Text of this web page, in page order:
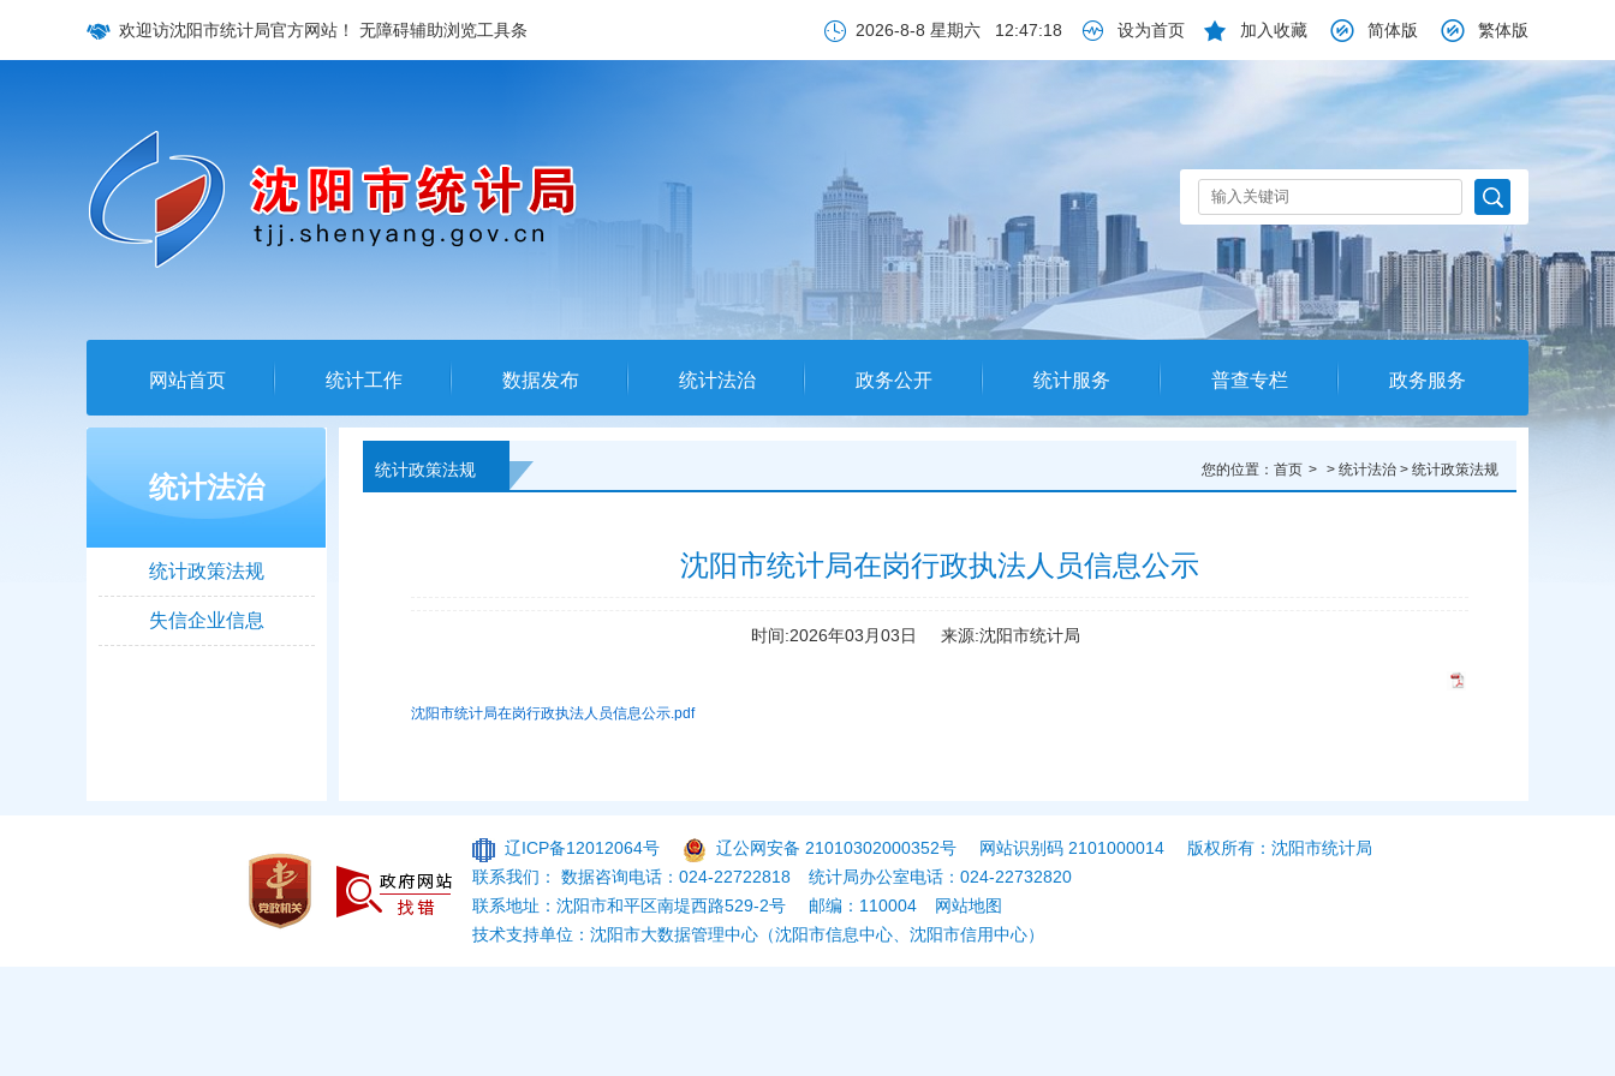
欢迎访沈阳市统计局官方网站！ 无障碍辅助浏览工具条 2026-8-8 星期六 12:47:18 设为首页 加入收藏 简体版 繁体版
网站首页 统计工作 数据发布 统计法治 政务公开 统计服务 普查专栏 政务服务
统计法治
统计政策法规
失信企业信息
统计政策法规 您的位置： 首页 > 统计法治 > 统计政策法规
沈阳市统计局在岗行政执法人员信息公示
时间:2026年03月03日 来源:沈阳市统计局
沈阳市统计局在岗行政执法人员信息公示.pdf
辽ICP备12012064号 辽公网安备 21010302000352号 网站识别码 2101000014
版权所有：沈阳市统计局
联系我们： 数据咨询电话：024-22722818
统计局办公室电话：024-22732820
联系地址：沈阳市和平区南堤西路529-2号
邮编：110004
网站地图
技术支持单位：沈阳市大数据管理中心（沈阳市信息中心、沈阳市信用中心）